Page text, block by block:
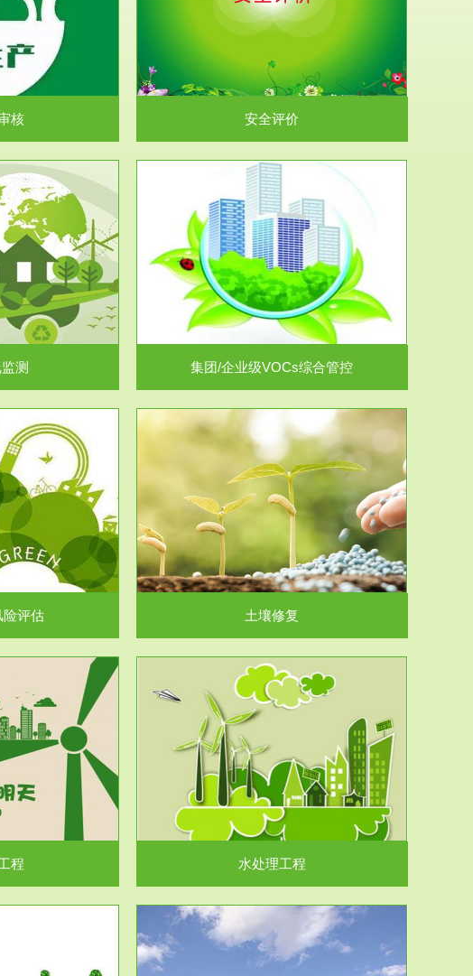
核
评价
查找、分析和预测工
产经营活...
安全评价
测
范围
综合管控
找到排放的源头，并
放量。企业...
集团/企业级VOCs综合管控
险评估
围
复
土壤修复
程
围
工程
水处理工程
围